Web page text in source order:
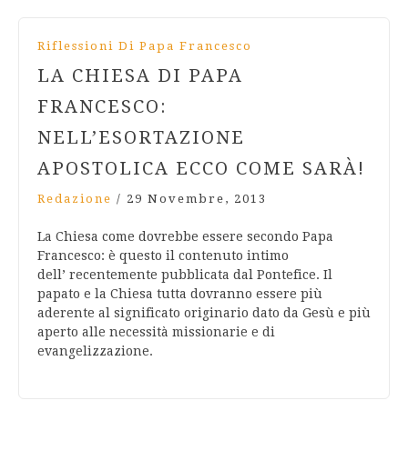
Riflessioni Di Papa Francesco
LA CHIESA DI PAPA
FRANCESCO:
NELL’ESORTAZIONE
APOSTOLICA ECCO COME SARÀ!
Redazione / 29 Novembre, 2013
La Chiesa come dovrebbe essere secondo Papa
Francesco: è questo il contenuto intimo
dell’ recentemente pubblicata dal Pontefice. Il
papato e la Chiesa tutta dovranno essere più
aderente al significato originario dato da Gesù e più
aperto alle necessità missionarie e di
evangelizzazione.